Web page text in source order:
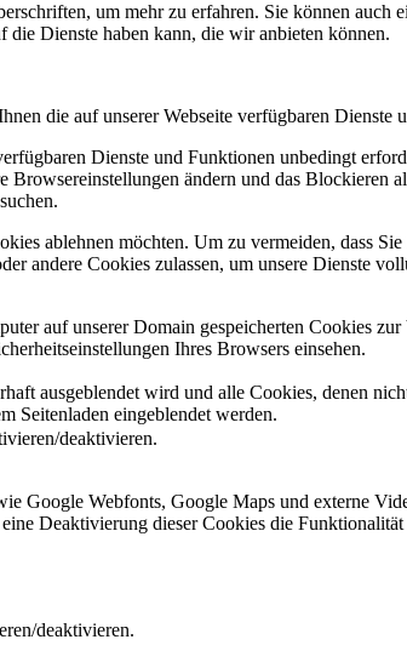
um mehr zu erfahren. Sie können
die Dienste haben kann, die wir anbieten können.
die auf unserer Webseite verfügbaren Dienste
Dienste und Funktionen unbedingt
Browsereinstellungen ändern und das
ablehnen möchten. Um zu vermeiden, dass
andere Cookies zulassen, um unsere Dienste
auf unserer Domain gespeicherten Cookies
Ihres Browsers einsehen.
ausgeblendet wird und alle Cookies, denen
Seitenladen eingeblendet werden.
deaktivieren.
Google Webfonts, Google Maps und externe
Deaktivierung dieser Cookies die
deaktivieren.